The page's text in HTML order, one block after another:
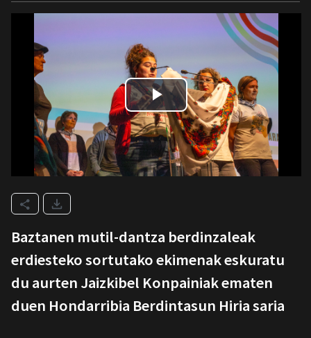
Baztanen mutil-dantza berdinzaleak
erdiesteko sortutako ekimenak eskuratu
du aurten Jaizkibel Konpainiak ematen
duen Hondarribia Berdintasun Hiria saria